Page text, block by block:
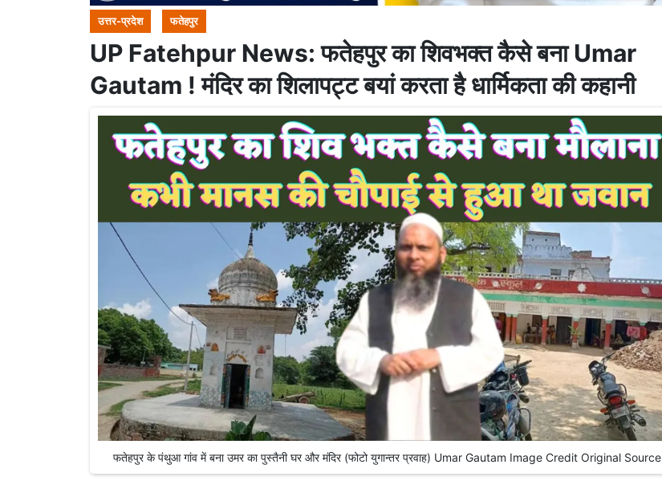
उत्तर-प्रदेश फतेहपुर
UP Fatehpur News: फतेहपुर का शिवभक्त कैसे बना Umar
Gautam ! मंदिर का शिलापट्ट बयां करता है धार्मिकता की कहानी
फतेहपुर के पंथुआ गांव में बना उमर का पुस्तैनी घर और मंदिर (फोटो युगान्तर प्रवाह) Umar Gautam Image Credit Original Source